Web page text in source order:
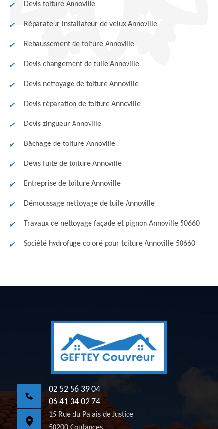
Devis toiture Annoville
Réparateur installateur de velux Annoville
Rehaussement de toiture Annoville
Devis changement de tuile Annoville
Devis nettoyage de toiture Annoville
Devis réparation de toiture Annoville
Devis zingueur Annoville
Bâchage de toiture Annoville
Devis fuite de toiture Annoville
Entreprise de toiture Annoville
Démoussage nettoyage de tuile Annoville
Travaux de nettoyage façade et pignon Annoville 50660
Société hydrofuge coloré pour toiture Annoville 50660
02 52 56 39 04
06 41 34 02 74
15 Rue du Palais de Justice